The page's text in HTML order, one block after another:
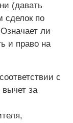
(давать
сделок по
ли
и право на
с
за